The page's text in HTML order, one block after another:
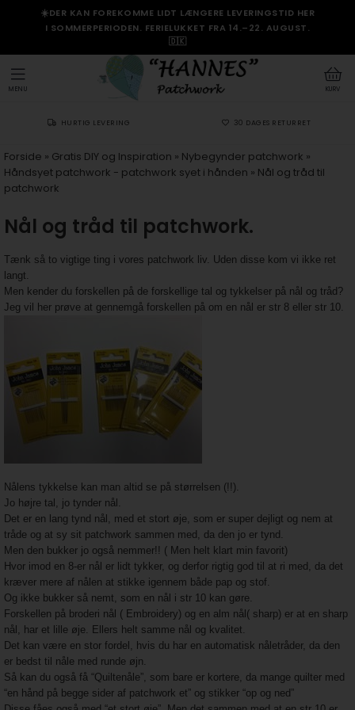
☀️DER KAN FOREKOMME LIDT LÆNGERE LEVERINGSTID HER
I SOMMERPERIODEN. FERIELUKKET FRA 14.–22. AUGUST.
🇩🇰
KURV
MENU
HURTIG LEVERING 30 DAGES RETURRET
Forside » Gratis DIY og Inspiration » Nybegynder patchwork »
Håndsyet patchwork - patchwork syet i hånden » Nål og tråd til
patchwork
Nål og tråd til patchwork.
Tænk så to vigtige ting i vores patchwork liv. Uden disse kom vi ikke ret
langt.
Men kender du forskellen på de forskellige tal og tykkelser på nål og tråd?
Jeg vil her prøve at gennemgå forskellen på om en nål er str 8 eller str 10.
Nålens tykkelse kan man altid se på størrelsen (!!).
Jo højre tal, jo tynder nål.
Det er en lang tynd nål, med et stort øje, som er super dejligt og nem at
tråde og at sy sit patchwork sammen med, da den jo er tynd.
Men den bukker jo også nemmer!! ( Men helt klart min favorit)
Hvor imod en 8-er nål er lidt tykker, og derfor rigtig god til at ri med, da det
kræver mere af nålen at stikke igennem både pap og stof.
Og ikke bukker så nemt, som en nål i str 10 kan gøre.
Forskellen på broderi nål ( Embroidery) og en alm nål( sharp) er at en sharp
nål, har et lille øje. Ellers helt samme nål og kvalitet.
Det kan være en stor fordel, hvis du har en automatisk nåletråder, da den
er bedst til nåle med runde øjn.
Så kan du også få “Quiltenåle”, som bare er kortere, da mange quilter med
“en hånd på begge sider af patchwork et” og stikker “op og ned”